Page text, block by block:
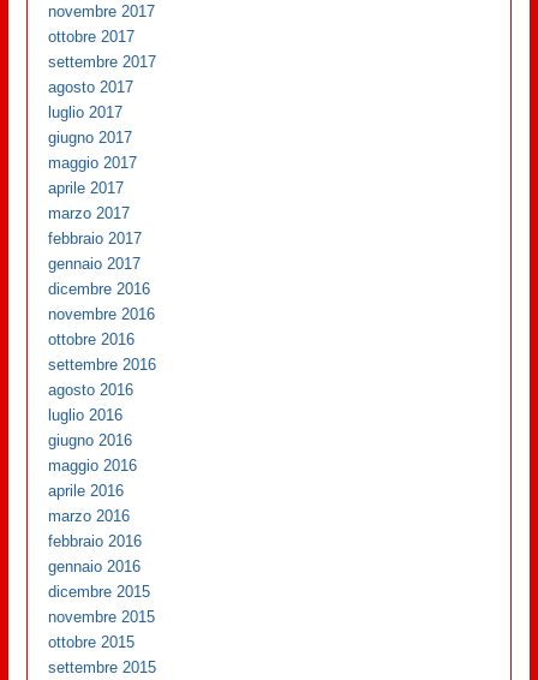
novembre 2017
ottobre 2017
settembre 2017
agosto 2017
luglio 2017
giugno 2017
maggio 2017
aprile 2017
marzo 2017
febbraio 2017
gennaio 2017
dicembre 2016
novembre 2016
ottobre 2016
settembre 2016
agosto 2016
luglio 2016
giugno 2016
maggio 2016
aprile 2016
marzo 2016
febbraio 2016
gennaio 2016
dicembre 2015
novembre 2015
ottobre 2015
settembre 2015